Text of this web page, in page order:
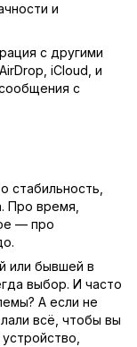
и
с другими
iCloud, и
с
стабильность,
Про время,
— про
или бывшей в
выбор. И часто
А если не
всё, чтобы вы